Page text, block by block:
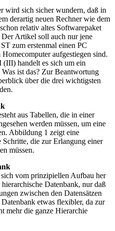
wird sich sicher wundern, daß in
derartig neuen Rechner wie dem
relativ altes Softwarepaket
Artikel soll auch nur jene
zum erstenmal einen PC
aufgestiegen sind.
handelt es sich um ein
ist das? Zur Beantwortung
über die drei wichtigsten
aus Tabellen, die in einer
werden müssen, um eine
Abbildung 1 zeigt eine
die zur Erlangung einer
müssen.
vom prinzipiellen Aufbau her
Datenbank, nur daß
zwischen den Datensätzen
etwas flexibler, da zur
mehr die ganze Hierarchie